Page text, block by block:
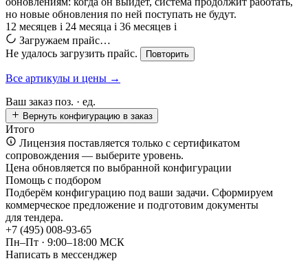
но новые обновления по ней поступать не будут.
12 месяцев i 24 месяца i 36 месяцев i
Загружаем прайс…
Не удалось загрузить прайс.
Повторить
Все артикулы и цены →
Ваш заказ поз. · ед.
Вернуть конфигурацию в заказ
Итого
Лицензия поставляется только с сертификатом
сопровождения — выберите уровень.
Цена обновляется по выбранной конфигурации
Помощь с подбором
Подберём конфигурацию под ваши задачи. Сформируем
коммерческое предложение и подготовим документы
для тендера.
+7 (495) 008-93-65
Пн–Пт · 9:00–18:00 МСК
Написать в мессенджер